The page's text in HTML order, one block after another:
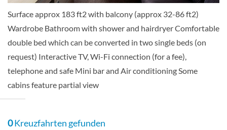
DECK 15
Balkonkabine
Surface approx 183 ft2 with balcony (approx 32-86 ft2)
Wardrobe Bathroom with shower and hairdryer Comfortable
double bed which can be converted in two single beds (on
request) Interactive TV, Wi-Fi connection (for a fee),
telephone and safe Mini bar and Air conditioning Some
cabins feature partial view
0Kreuzfahrten gefunden